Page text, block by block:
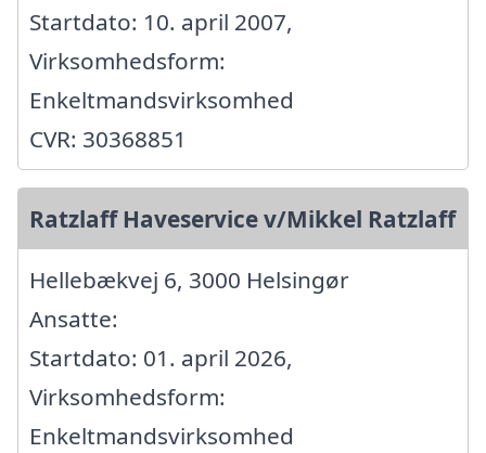
Startdato: 10. april 2007,
Virksomhedsform:
Enkeltmandsvirksomhed
CVR: 30368851
Ratzlaff Haveservice v/Mikkel Ratzlaff
Hellebækvej 6, 3000 Helsingør
Ansatte:
Startdato: 01. april 2026,
Virksomhedsform:
Enkeltmandsvirksomhed